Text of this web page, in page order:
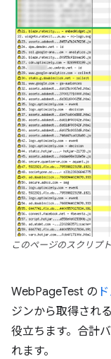
このページのスクリプ
WebPageTest の
ジンから取得され
役立ちます。合計
れます。